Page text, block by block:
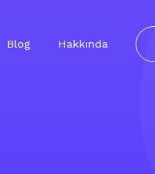
Blog Hakkında